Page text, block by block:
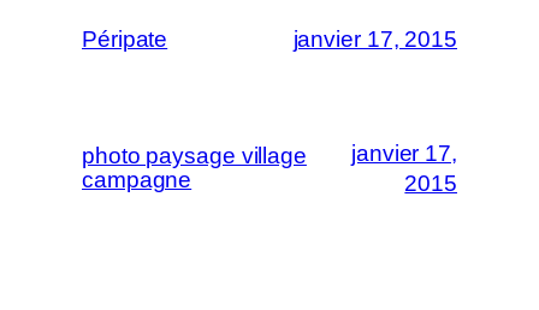
Péripate janvier 17, 2015
photo paysage village
campagne
janvier 17,
2015